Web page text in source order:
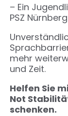
– Ein
PSZ Nürnberg
mehr
und Zeit.
Helfen Sie
Not
schenken.